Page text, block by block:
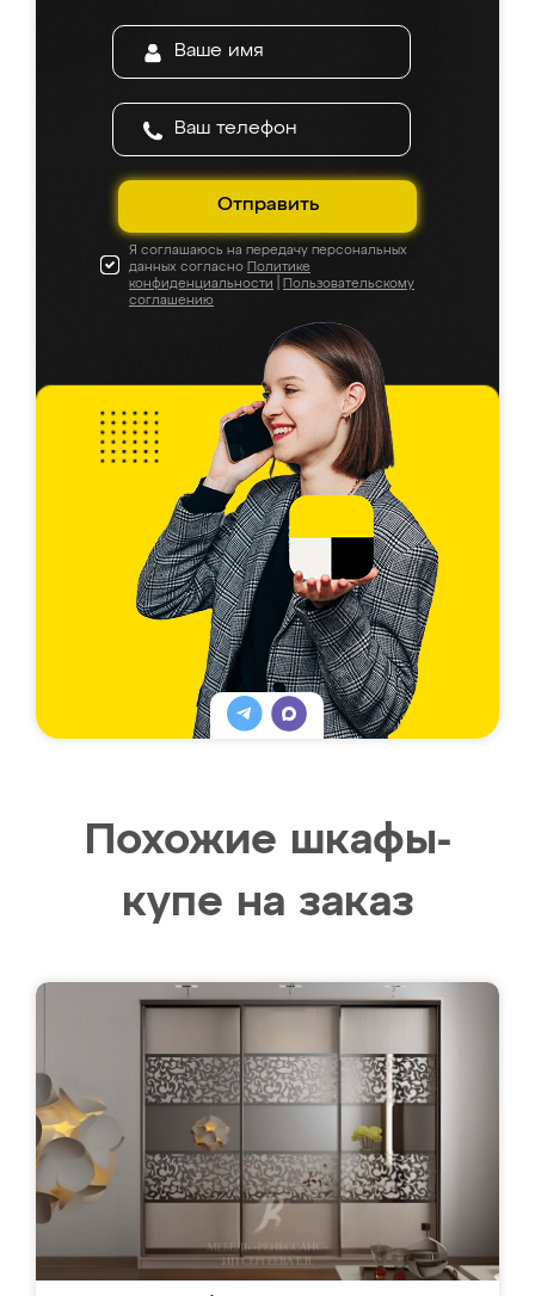
Отправить
Я соглашаюсь на передачу персональных
данных согласно Политике
конфиденциальности
Пользовательскому
соглашению
Похожие шкафы-
купе на заказ